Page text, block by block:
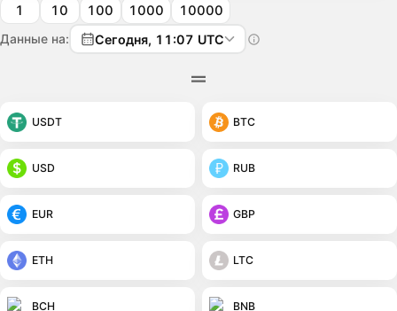
1 10 100 1000 10000
Данные на: Сегодня, 11:07 UTC
USDT BTC
USD RUB
EUR GBP
ETH LTC
BCH BNB